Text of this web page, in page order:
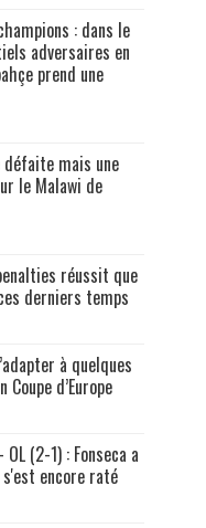
: dans le
adversaires en
prend une
défaite mais une
le Malawi de
réussit que
derniers temps
à quelques
d’Europe
(2-1) : Fonseca a
encore raté